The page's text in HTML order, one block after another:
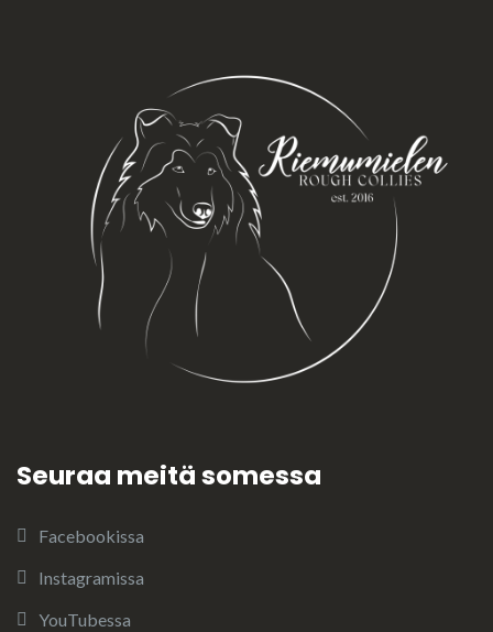
Seuraa meitä somessa
Facebookissa
Instagramissa
YouTubessa